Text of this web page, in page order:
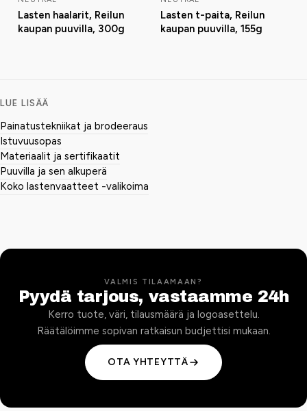
Lasten haalarit, Reilun
kaupan puuvilla, 300g
Lasten t-paita, Reilun
kaupan puuvilla, 155g
LUE LISÄÄ
Painatustekniikat ja brodeeraus
Istuvuusopas
Materiaalit ja sertifikaatit
Puuvilla ja sen alkuperä
Koko lastenvaatteet -valikoima
VALMIS TILAAMAAN?
Pyydä tarjous, vastaamme 24h
Kerro tuote, väri, tilausmäärä ja logoasettelu.
Räätälöimme sopivan ratkaisun budjettisi mukaan.
OTA YHTEYTTÄ